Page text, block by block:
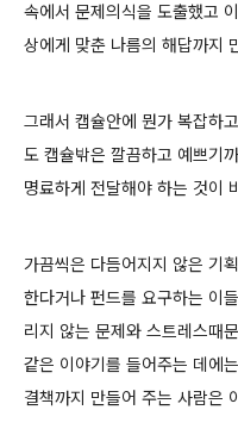
속에서 문제의식을 도출했고
상에게 맞춘 나름의 해답까지
그래서 캡슐안에 뭔가 복잡하
도 캡슐밖은 깔끔하고 예쁘기
명료하게 전달해야 하는 것이
가끔씩은 다듬어지지 않은 기
한다거나 펀드를 요구하는 이
리지 않는 문제와 스트레스때
같은 이야기를 들어주는 데에
결책까지 만들어 주는 사람은